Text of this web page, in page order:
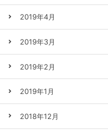
2019年4月
2019年3月
2019年2月
2019年1月
2018年12月